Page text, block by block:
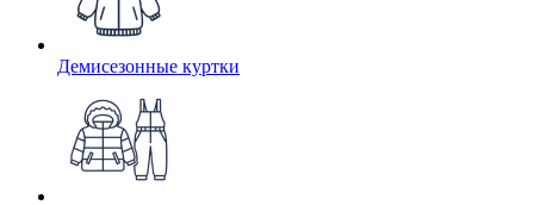
Демисезонные куртки